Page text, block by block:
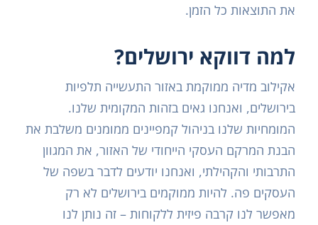
את התוצאות כל הזמן.
למה דווקא ירושלים?
אקילוב מדיה ממוקמת באזור התעשייה תלפיות
בירושלים, ואנחנו גאים בזהות המקומית שלנו.
המומחיות שלנו בניהול קמפיינים ממומנים משלבת את
הבנת המרקם העסקי הייחודי של האזור, את המגוון
התרבותי והקהילתי, ואנחנו יודעים לדבר בשפה של
העסקים פה. להיות ממוקמים בירושלים לא רק
מאפשר לנו קרבה פיזית ללקוחות – זה נותן לנו